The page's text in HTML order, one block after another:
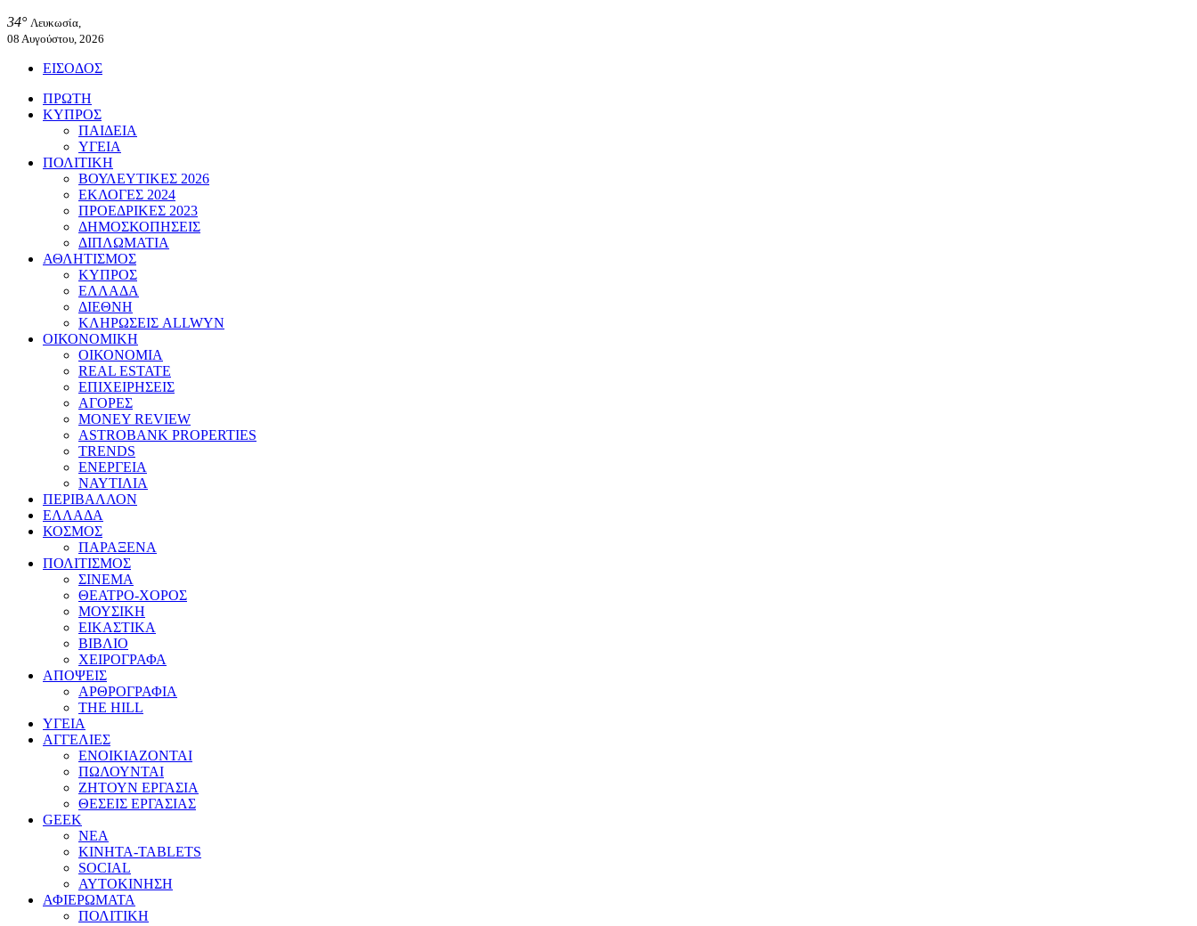
34° Λευκωσία,
08 Αυγούστου, 2026
ΕΙΣΟΔΟΣ
ΠΡΩΤΗ
ΚΥΠΡΟΣ
ΠΑΙΔΕΙΑ
ΥΓΕΙΑ
ΠΟΛΙΤΙΚΗ
ΒΟΥΛΕΥΤΙΚΕΣ 2026
ΕΚΛΟΓΕΣ 2024
ΠΡΟΕΔΡΙΚΕΣ 2023
ΔΗΜΟΣΚΟΠΗΣΕΙΣ
ΔΙΠΛΩΜΑΤΙΑ
ΑΘΛΗΤΙΣΜΟΣ
ΚΥΠΡΟΣ
ΕΛΛΑΔΑ
ΔΙΕΘΝΗ
ΚΛΗΡΩΣΕΙΣ ALLWYN
ΟΙΚΟΝΟΜΙΚΗ
ΟΙΚΟΝΟΜΙΑ
REAL ESTATE
ΕΠΙΧΕΙΡΗΣΕΙΣ
ΑΓΟΡΕΣ
MONEY REVIEW
ASTROBANK PROPERTIES
TRENDS
ΕΝΕΡΓΕΙΑ
ΝΑΥΤΙΛΙΑ
ΠΕΡΙΒΑΛΛΟΝ
ΕΛΛΑΔΑ
ΚΟΣΜΟΣ
ΠΑΡΑΞΕΝΑ
ΠΟΛΙΤΙΣΜΟΣ
ΣΙΝΕΜΑ
ΘΕΑΤΡΟ-ΧΟΡΟΣ
ΜΟΥΣΙΚΗ
ΕΙΚΑΣΤΙΚΑ
ΒΙΒΛΙΟ
ΧΕΙΡΟΓΡΑΦΑ
ΑΠΟΨΕΙΣ
ΑΡΘΡΟΓΡΑΦΙΑ
THE HILL
ΥΓΕΙΑ
ΑΓΓΕΛΙΕΣ
ΕΝΟΙΚΙΑΖΟΝΤΑΙ
ΠΩΛΟΥΝΤΑΙ
ΖΗΤΟΥΝ ΕΡΓΑΣΙΑ
ΘΕΣΕΙΣ ΕΡΓΑΣΙΑΣ
GEEK
ΝΕΑ
ΚΙΝΗΤΑ-TABLETS
SOCIAL
ΑΥΤΟΚΙΝΗΣΗ
ΑΦΙΕΡΩΜΑΤΑ
ΠΟΛΙΤΙΚΗ